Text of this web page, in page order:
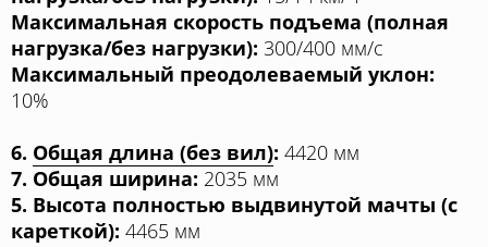
Максимальная скорость подъема (полная
нагрузка/без нагрузки): 300/400 мм/с
Максимальный преодолеваемый уклон:
10%
6. Общая длина (без вил): 4420 мм
7. Общая ширина: 2035 мм
5. Высота полностью выдвинутой мачты (с
кареткой): 4465 мм